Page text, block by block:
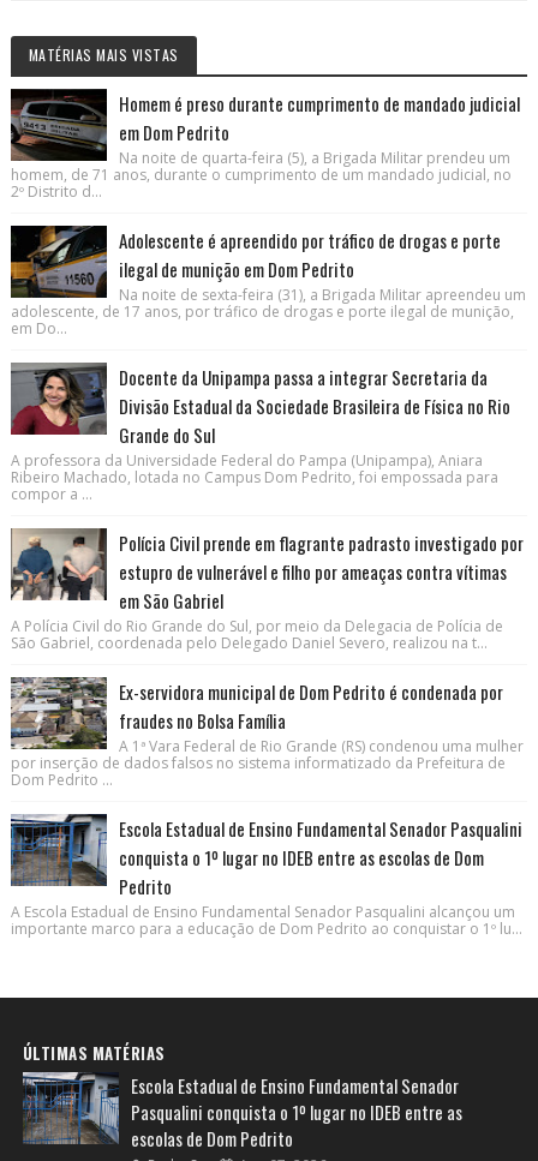
MATÉRIAS MAIS VISTAS
Homem é preso durante cumprimento de mandado judicial
em Dom Pedrito
Na noite de quarta-feira (5), a Brigada Militar prendeu um
homem, de 71 anos, durante o cumprimento de um mandado judicial, no
2º Distrito d...
Adolescente é apreendido por tráfico de drogas e porte
ilegal de munição em Dom Pedrito
Na noite de sexta-feira (31), a Brigada Militar apreendeu um
adolescente, de 17 anos, por tráfico de drogas e porte ilegal de munição,
em Do...
Docente da Unipampa passa a integrar Secretaria da
Divisão Estadual da Sociedade Brasileira de Física no Rio
Grande do Sul
A professora da Universidade Federal do Pampa (Unipampa), Aniara
Ribeiro Machado, lotada no Campus Dom Pedrito, foi empossada para
compor a ...
Polícia Civil prende em flagrante padrasto investigado por
estupro de vulnerável e filho por ameaças contra vítimas
em São Gabriel
A Polícia Civil do Rio Grande do Sul, por meio da Delegacia de Polícia de
São Gabriel, coordenada pelo Delegado Daniel Severo, realizou na t...
Ex-servidora municipal de Dom Pedrito é condenada por
fraudes no Bolsa Família
A 1ª Vara Federal de Rio Grande (RS) condenou uma mulher
por inserção de dados falsos no sistema informatizado da Prefeitura de
Dom Pedrito ...
Escola Estadual de Ensino Fundamental Senador Pasqualini
conquista o 1º lugar no IDEB entre as escolas de Dom
Pedrito
A Escola Estadual de Ensino Fundamental Senador Pasqualini alcançou um
importante marco para a educação de Dom Pedrito ao conquistar o 1º lu...
ÚLTIMAS MATÉRIAS
Escola Estadual de Ensino Fundamental Senador
Pasqualini conquista o 1º lugar no IDEB entre as
escolas de Dom Pedrito